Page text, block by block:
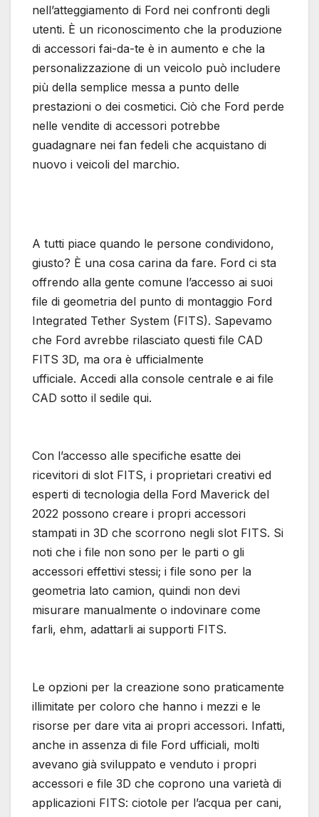
nell’atteggiamento di Ford nei confronti degli
utenti. È un riconoscimento che la produzione
di accessori fai-da-te è in aumento e che la
personalizzazione di un veicolo può includere
più della semplice messa a punto delle
prestazioni o dei cosmetici. Ciò che Ford perde
nelle vendite di accessori potrebbe
guadagnare nei fan fedeli che acquistano di
nuovo i veicoli del marchio.
A tutti piace quando le persone condividono,
giusto? È una cosa carina da fare. Ford ci sta
offrendo alla gente comune l’accesso ai suoi
file di geometria del punto di montaggio Ford
Integrated Tether System (FITS). Sapevamo
che Ford avrebbe rilasciato questi file CAD
FITS 3D, ma ora è ufficialmente
ufficiale. Accedi alla console centrale e ai file
CAD sotto il sedile qui.
Con l’accesso alle specifiche esatte dei
ricevitori di slot FITS, i proprietari creativi ed
esperti di tecnologia della Ford Maverick del
2022 possono creare i propri accessori
stampati in 3D che scorrono negli slot FITS. Si
noti che i file non sono per le parti o gli
accessori effettivi stessi; i file sono per la
geometria lato camion, quindi non devi
misurare manualmente o indovinare come
farli, ehm, adattarli ai supporti FITS.
Le opzioni per la creazione sono praticamente
illimitate per coloro che hanno i mezzi e le
risorse per dare vita ai propri accessori. Infatti,
anche in assenza di file Ford ufficiali, molti
avevano già sviluppato e venduto i propri
accessori e file 3D che coprono una varietà di
applicazioni FITS: ciotole per l’acqua per cani,